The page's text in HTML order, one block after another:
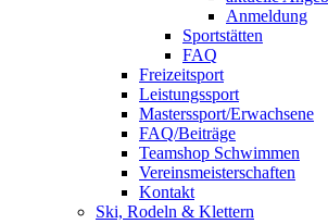
Anmeldung
Sportstätten
FAQ
Freizeitsport
Leistungssport
Masterssport/Erwachsene
FAQ/Beiträge
Teamshop Schwimmen
Vereinsmeisterschaften
Kontakt
Ski, Rodeln & Klettern